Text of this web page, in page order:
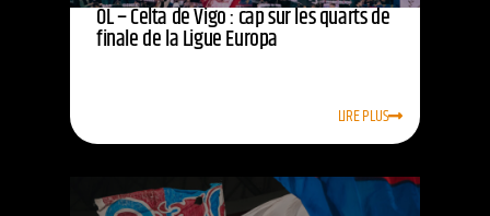
OL – Celta de Vigo : cap sur les quarts de
finale de la Ligue Europa
LIRE PLUS